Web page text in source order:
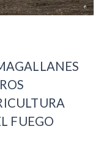
FUEGO